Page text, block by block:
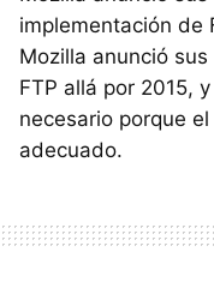
implementación de
Mozilla anunció
FTP allá por 2015,
necesario porque
adecuado.